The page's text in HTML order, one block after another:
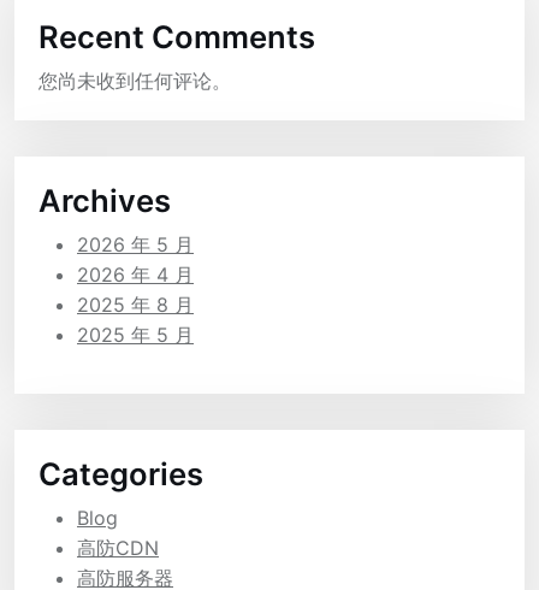
Recent Comments
您尚未收到任何评论。
Archives
2026 年 5 月
2026 年 4 月
2025 年 8 月
2025 年 5 月
Categories
Blog
高防CDN
高防服务器